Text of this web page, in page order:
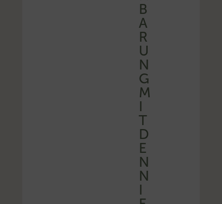
B
A
R
U
N
G
M
I
T
D
E
N
N
I